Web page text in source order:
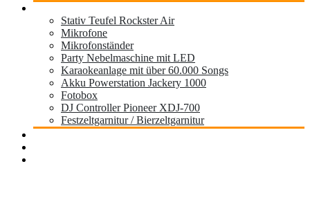
Stativ Teufel Rockster Air
Mikrofone
Mikrofonständer
Party Nebelmaschine mit LED
Karaokeanlage mit über 60.000 Songs
Akku Powerstation Jackery 1000
Fotobox
DJ Controller Pioneer XDJ-700
Festzeltgarnitur / Bierzeltgarnitur